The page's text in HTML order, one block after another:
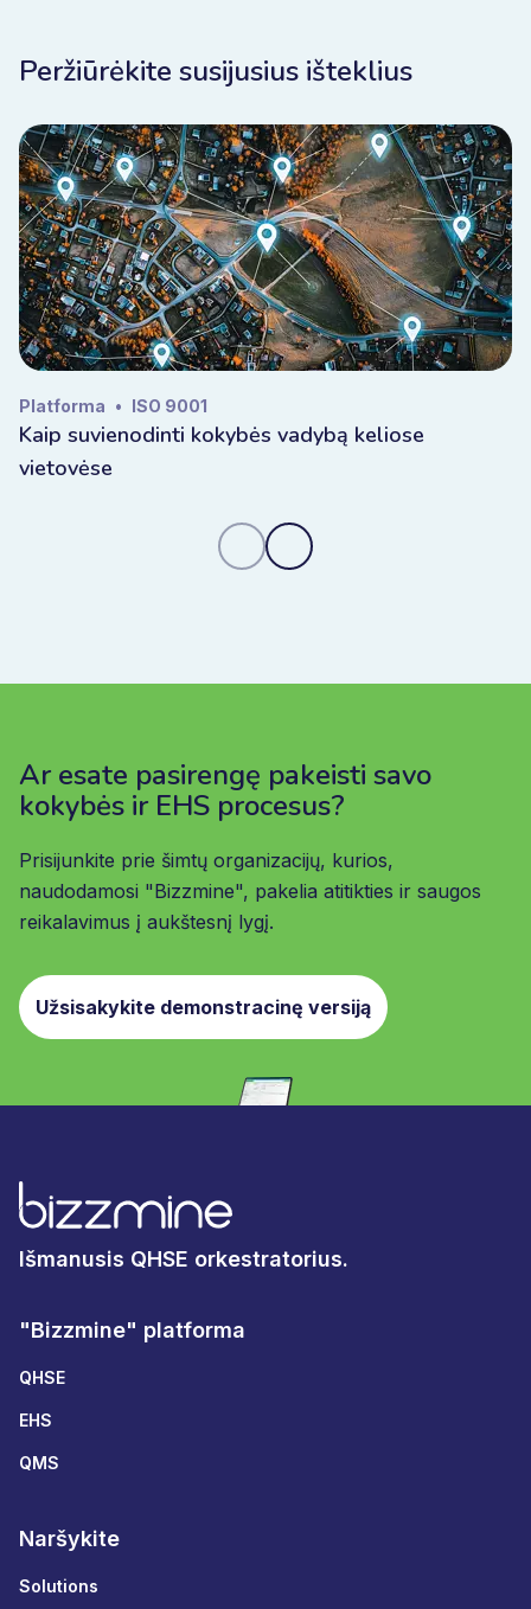
Peržiūrėkite susijusius išteklius
Platforma • ISO 9001
Kaip suvienodinti kokybės vadybą keliose
vietovėse
Ar esate pasirengę pakeisti savo
kokybės ir EHS procesus?
Prisijunkite prie šimtų organizacijų, kurios,
naudodamosi "Bizzmine", pakelia atitikties ir saugos
reikalavimus į aukštesnį lygį.
Užsisakykite demonstracinę versiją
Išmanusis QHSE orkestratorius.
"Bizzmine" platforma
QHSE
EHS
QMS
Naršykite
Solutions